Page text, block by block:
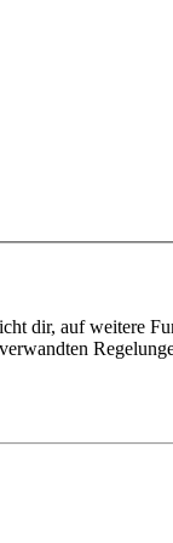
dir, auf weitere